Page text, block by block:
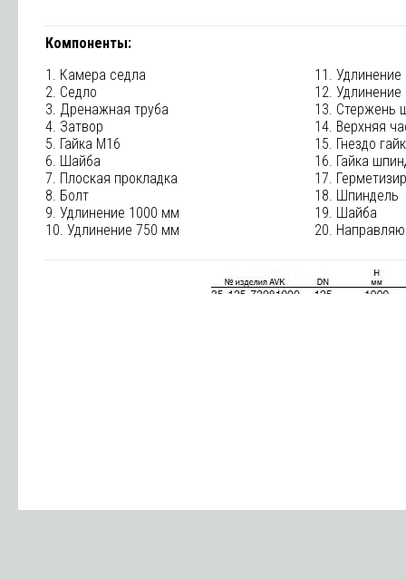
Компоненты:
1. Камера седла
2. Седло
3. Дренажная труба
4. Затвор
5. Гайка M16
6. Шайба
7. Плоская прокладка
8. Болт
9. Удлинение 1000 мм
10. Удлинение 750 мм
11.
12.
13. Стержень
14. Верхняя
15. Гнездо
16. Гайка
17.
18. Шпиндель
19. Шайба
20.